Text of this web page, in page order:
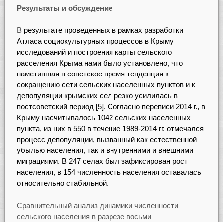
Результаты и обсуждение
В результате проведенных в рамках разработки
Атласа социокультурных процессов в Крыму
исследований и построения карты сельского
расселения Крыма нами было установлено, что
наметившая в советское время тенденция к
сокращению сети сельских населенных пунктов и к
депопуляции крымских сел резко усилилась в
постсоветский период [5]. Согласно переписи 2014 г., в
Крыму насчитывалось 1042 сельских населенных
пункта, из них в 550 в течение 1989-2014 гг. отмечался
процесс депопуляции, вызванный как естественной
убылью населения, так и внутренними и внешними
миграциями. В 247 селах был зафиксирован рост
населения, в 154 численность населения оставалась
относительно стабильной.
Сравнительный анализ динамики численности
сельского населения в разрезе восьми